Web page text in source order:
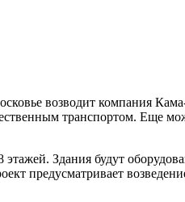
возводит компания
транспортом. Еще
Здания будут
предусматривает